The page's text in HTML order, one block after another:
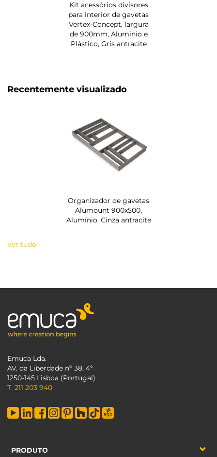
Kit acessórios divisores
para interior de gavetas
Vertex-Concept, largura
de 900mm, Alumínio e
Plástico, Gris antracite
Recentemente visualizado
Organizador de gavetas
Alumount 900x500,
Alumínio, Cinza antracite
Ver tudo
Emuca Lda.
AV. da Liberdade nº 38, 4º
1250-145 Lisboa (Portugal)
T. 211 203 940
PRODUTO